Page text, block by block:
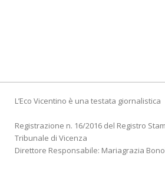
L’Eco Vicentino è una testata giornalistica
Registrazione n. 16/2016 del Registro
Tribunale di Vicenza
Direttore Responsabile: Mariagrazia